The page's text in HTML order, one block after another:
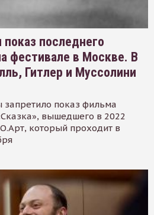
последнего
фестивале в Москве. В
Гитлер и Муссолини
запретило показ фильма
вышедшего в 2022
который проходит в